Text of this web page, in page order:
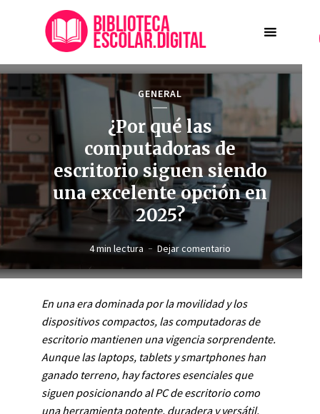
GENERAL
¿Por qué las
computadoras de
escritorio siguen siendo
una excelente opción en
2025?
4 min lectura Dejar comentario
En una era dominada por la movilidad y los
dispositivos compactos, las computadoras de
escritorio mantienen una vigencia sorprendente.
Aunque las laptops, tablets y smartphones han
ganado terreno, hay factores esenciales que
siguen posicionando al PC de escritorio como
una herramienta potente, duradera y versátil.